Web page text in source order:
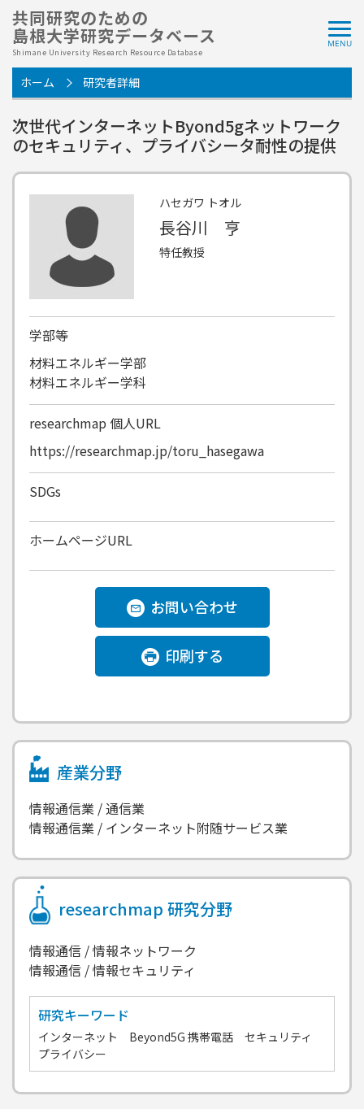
共同研究のための
島根大学研究データベース
Shimane University Research Resource Database
ホーム 研究者詳細
次世代インターネットByond5gネットワーク
のセキュリティ、プライバシータ耐性の提供
ハセガワ トオル
長谷川 亨
特任教授
学部等
材料エネルギー学部
材料エネルギー学科
researchmap 個人URL
https://researchmap.jp/toru_hasegawa
SDGs
ホームページURL
お問い合わせ
印刷する
産業分野
情報通信業 / 通信業
情報通信業 / インターネット附随サービス業
researchmap 研究分野
情報通信 / 情報ネットワーク
情報通信 / 情報セキュリティ
研究キーワード
インターネット Beyond5G 携帯電話 セキュリティ
プライバシー